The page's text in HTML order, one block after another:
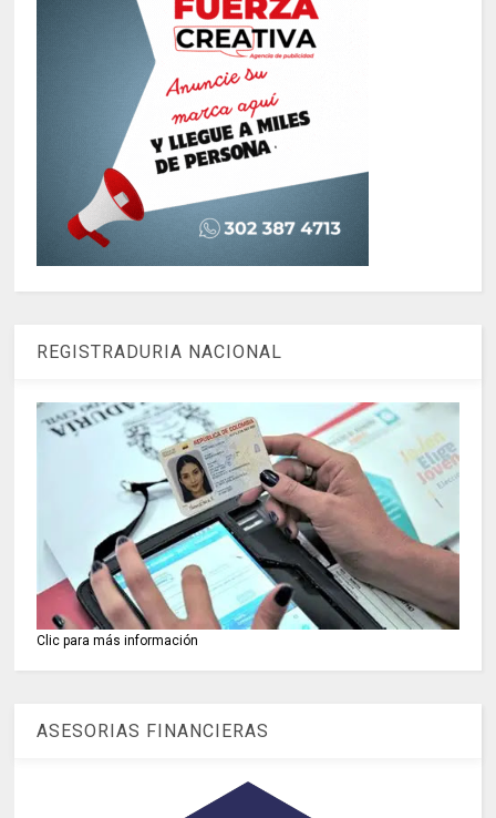
REGISTRADURIA NACIONAL
Clic para más información
ASESORIAS FINANCIERAS